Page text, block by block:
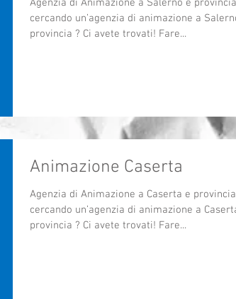
cercando un’agenzia di animazione a
provincia ? Ci avete trovati! Fare...
Animazione Caserta
Agenzia di Animazione a Caserta e
cercando un’agenzia di animazione a
provincia ? Ci avete trovati! Fare...